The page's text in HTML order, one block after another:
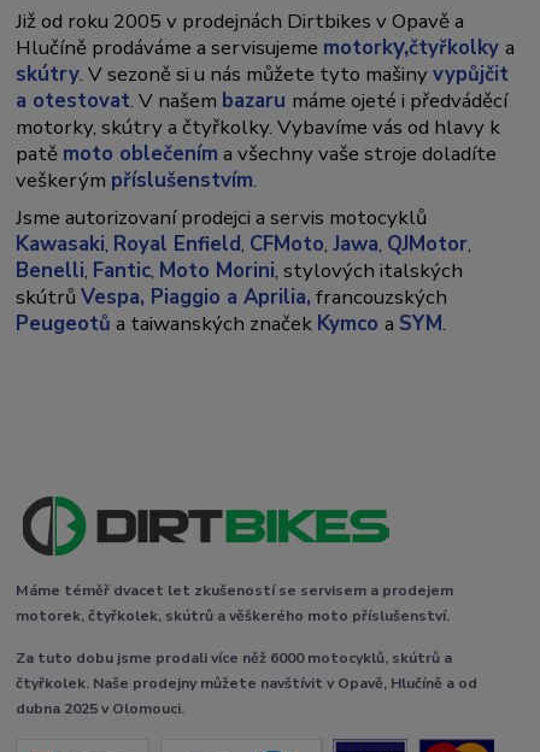
Již od roku 2005 v prodejnách Dirtbikes v Opavě a
Hlučíně prodáváme a servisujeme motorky,čtyřkolkya
skútry. V sezoně si u nás můžete tyto mašinyvypůjčit
a otestovat. V našem bazaru máme ojeté i předváděcí
motorky, skútry a čtyřkolky. Vybavíme vás od hlavy k
patě moto oblečením a všechny vaše stroje doladíte
veškerým příslušenstvím.
Jsme autorizovaní prodejci a servis motocyklů
Kawasaki, Royal Enfield, CFMoto,Jawa, QJMotor,
Benelli, Fantic, Moto Morini, stylových italských
skútrůVespa, Piaggio a Aprilia, francouzských
Peugeotů a taiwanských značek Kymcoa SYM.
Máme téměř dvacet let zkušeností se servisem a prodejem
motorek, čtyřkolek, skútrů a věškerého moto příslušenství.
Za tuto dobu jsme prodali více něž 6000 motocyklů, skútrů a
čtyřkolek. Naše prodejny můžete navštívit v Opavě, Hlučíně a od
dubna 2025 v Olomouci.